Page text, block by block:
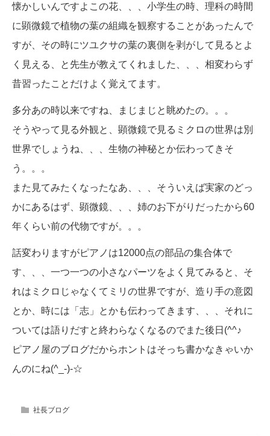
懐かしいんですよこの花、、、小学生の時、理科の時間
に顕微鏡で植物の葉の組織を観察することがあったんで
すが、その時にツユクサの葉の裏側を剥がして見るとよ
く見える、と先生が教えてくれました、、、相変わらず
昔習ったことだけよく覚えてます。
多分あの時以来ですね、まじまじと眺めたの。。。
そうやって見る外観と、顕微鏡で見るミクロの世界は別
世界でしょうね、、、生物の神秘とか伝わってきそ
う。。。
また見てみたくなったなあ、、、そういえば実家のどっ
かにあるはず、顕微鏡、、、姉のお下がりだったから60
年くらい前の代物ですが。。。
話変わりますがピアノは12000点の部品の集合体で
す、、、一つ一つの小さなパーツをよく見てみると、そ
れはミクロじゃなくてミリの世界ですが、造り手の意図
とか、時には「志」とかも伝わってきます、、、それに
ついては語りだすと終わらなくなるのでまた後日(^^♪
ピアノ屋のブログだからホントはそっち書かなきゃいか
んのにね(^_-)-☆
社長ブログ